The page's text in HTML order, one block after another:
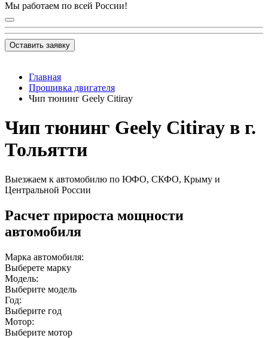
Мы работаем по всей России!
Оставить заявку
Главная
Прошивка двигателя
Чип тюнинг Geely Citiray
Чип тюнинг Geely Citiray в г.
Тольятти
Выезжаем к автомобилю по ЮФО, СКФО, Крыму и
Центральной России
Расчет прироста мощности
автомобиля
Марка автомобиля:
Выберете марку
Модель:
Выберите модель
Год:
Выберите год
Мотор:
Выберите мотор